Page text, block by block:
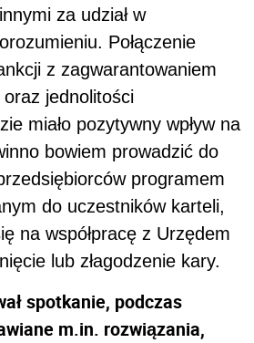
za udział w
Połączenie
z zagwarantowaniem
jednolitości
miało pozytywny wpływ na
bowiem prowadzić do
programem
do uczestników karteli,
na współpracę z Urzędem
lub złagodzenie kary.
spotkanie, podczas
m.in. rozwiązania,